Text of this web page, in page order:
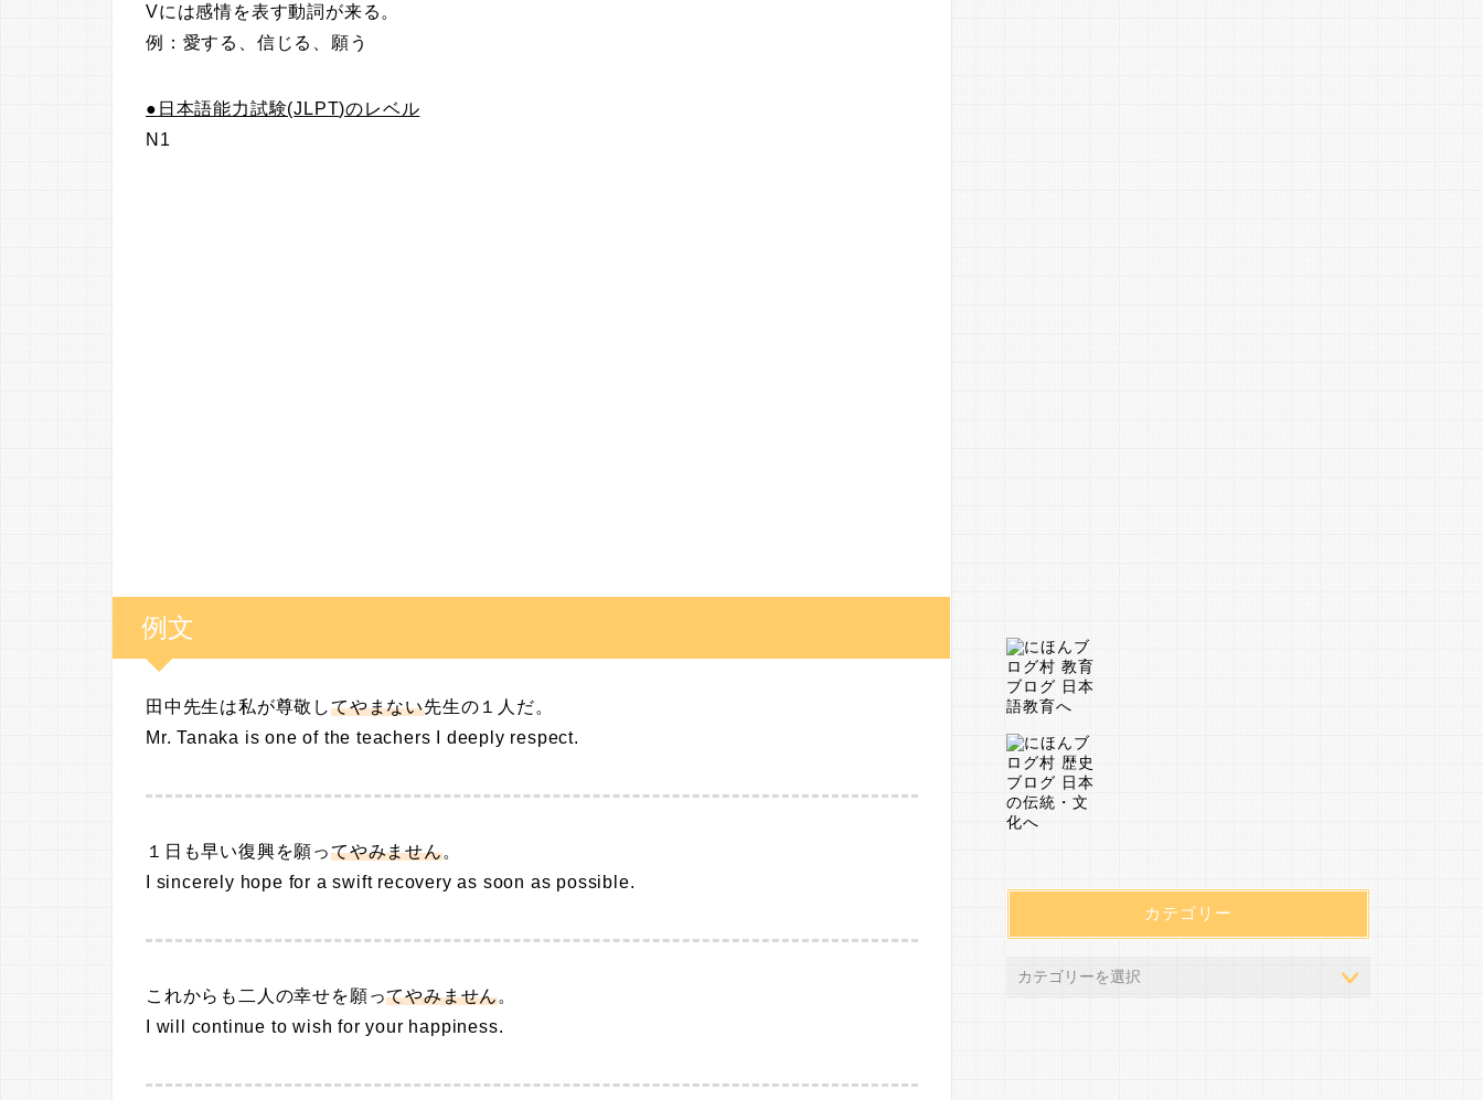
Vには感情を表す動詞が来る。
例：愛する、信じる、願う
● 日本語能力試験(JLPT)のレベル
N1
例文
田中先生は私が尊敬してやまない先生の１人だ。
Mr. Tanaka is one of the teachers I deeply respect.
１日も早い復興を願ってやみません。
I sincerely hope for a swift recovery as soon as possible.
これからも二人の幸せを願ってやみません。
I will continue to wish for your happiness.
カテゴリー